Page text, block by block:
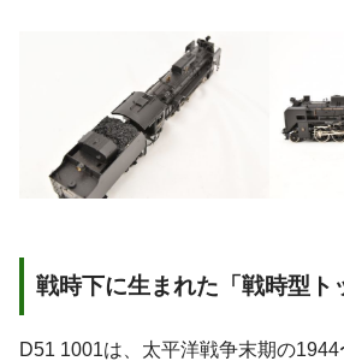
戦時下に生まれた「戦時型ト
D51 1001は、太平洋戦争末期の